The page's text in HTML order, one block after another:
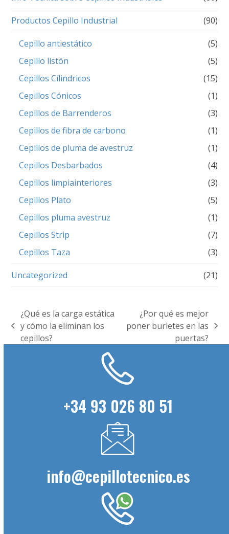
Productos Cepillo Industrial (90)
Cepillo antiestático
(5)
Cepillo listón
(5)
Cepillos Cílindricos
(15)
Cepillos Cónicos
(1)
Cepillos de Barrenderos
(3)
Cepillos de fibra de carbono
(1)
Cepillos de pluma de avestruz
(1)
Cepillos Desbarbados
(4)
Cepillos limpiainteriores
(3)
Cepillos Plato
(5)
Cepillos pluma avestruz
(1)
Cepillos Strip
(7)
Cepillos Taza
(3)
Uncategorized (21)
previous
post:
¿Qué es la carga estática
y cómo la eliminan los
cepillos?
next
post:
¿Por qué es mejor
poner burletes en las
puertas?
+34 93 026 80 51
info@cepillotecnico.es